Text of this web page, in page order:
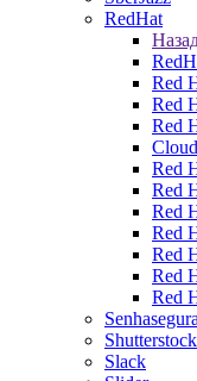
RedHat
Red
Red
Red
Red
Red
Red
Red
Red
Red
Red
Senhasegura
Shutterstock
Slack